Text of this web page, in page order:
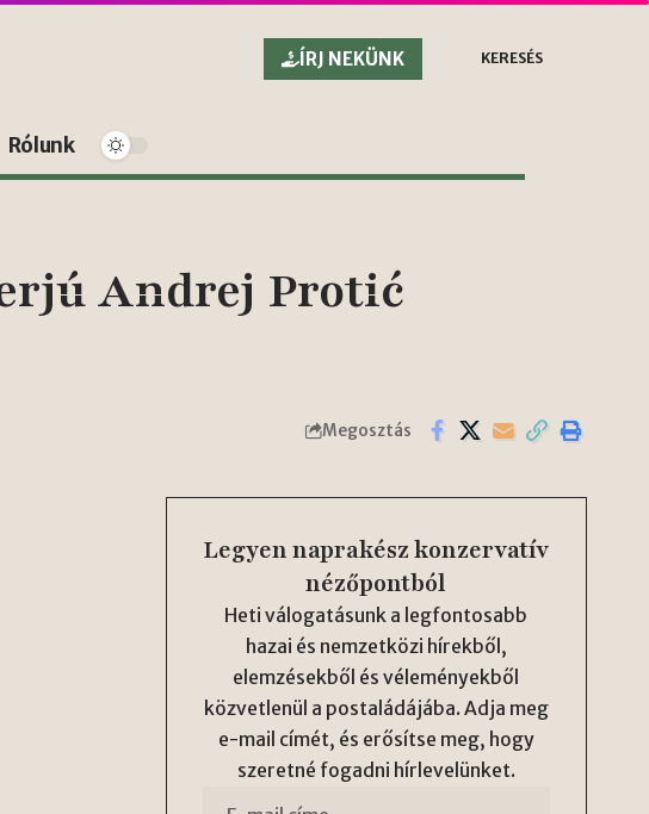
ÍRJ NEKÜNK
KERESÉS
Rólunk
Andrej Protić
Megosztás
Legyen naprakész konzervatív
nézőpontból
Heti válogatásunk a legfontosabb
hazai és nemzetközi hírekből,
elemzésekből és véleményekből
közvetlenül a postaládájába. Adja meg
e-mail címét, és erősítse meg, hogy
szeretné fogadni hírlevelünket.